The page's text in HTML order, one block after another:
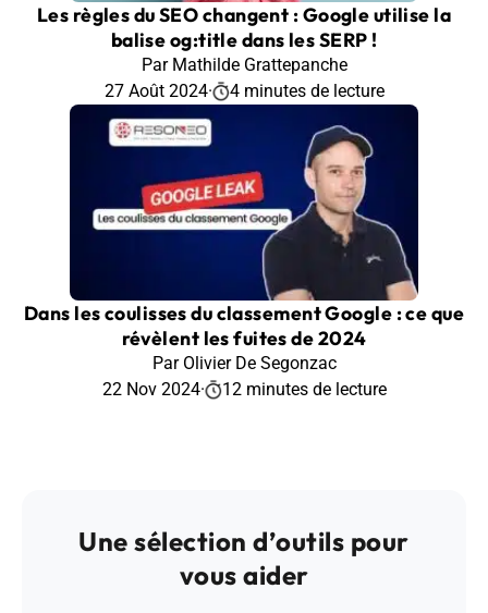
Les règles du SEO changent : Google utilise la
balise og:title dans les SERP !
Par Mathilde Grattepanche
27 Août 2024· 4 minutes de lecture
Dans les coulisses du classement Google : ce que
révèlent les fuites de 2024
Par Olivier De Segonzac
22 Nov 2024· 12 minutes de lecture
Une sélection d’outils pour
vous aider